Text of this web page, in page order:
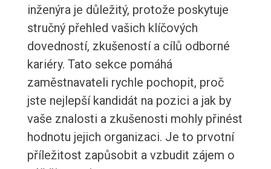
inženýra je důležitý, protože poskytuje
stručný přehled vašich klíčových
dovedností, zkušeností a cílů odborné
kariéry. Tato sekce pomáhá
zaměstnavateli rychle pochopit, proč
jste nejlepší kandidát na pozici a jak by
vaše znalosti a zkušenosti mohly přinést
hodnotu jejich organizaci. Je to prvotní
příležitost zapůsobit a vzbudit zájem o